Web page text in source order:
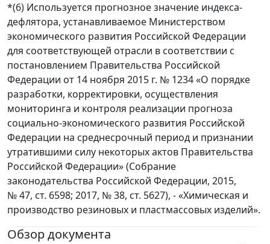
*(6) Используется прогнозное значение индекса-
дефлятора, устанавливаемое Министерством
экономического развития Российской Федерации
для соответствующей отрасли в соответствии с
постановлением Правительства Российской
Федерации от 14 ноября 2015 г. № 1234 «О порядке
разработки, корректировки, осуществления
мониторинга и контроля реализации прогноза
социально-экономического развития Российской
Федерации на среднесрочный период и признании
утратившими силу некоторых актов Правительства
Российской Федерации» (Собрание
законодательства Российской Федерации, 2015,
№ 47, ст. 6598; 2017, № 38, ст. 5627), - «Химическая и
производство резиновых и пластмассовых изделий».
Обзор документа